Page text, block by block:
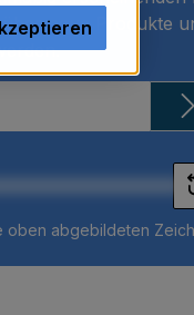
neue Produkte
oben abgebildeten